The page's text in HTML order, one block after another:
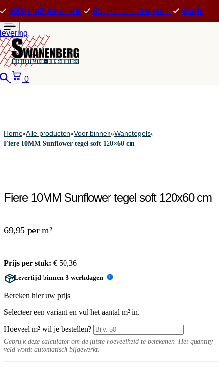
5000+ m2 showroom Specialist in maatwerk Snelle
levering
Zoeken
0
Home»Alle producten»Voor binnen»Wandtegels»
Fiere 10MM Sunflower tegel soft 120×60 cm
Fiere 10MM Sunflower tegel soft 120x60 cm
69,95 per m²
Prijs per stuk: € 50,36
Levertijd binnen 3 werkdagen i
Bereken hier uw prijs
Selecteer een variant en vul het aantal m² in.
Hoeveel m² wil je bestellen?
Gebruik deze calculator om de juiste hoeveelheid te berekenen. Het quantity
veld wordt automatisch bijgewerkt.